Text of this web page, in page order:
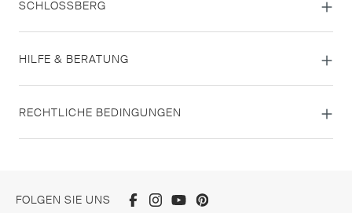
SCHLOSSBERG
HILFE & BERATUNG
RECHTLICHE BEDINGUNGEN
FOLGEN SIE UNS